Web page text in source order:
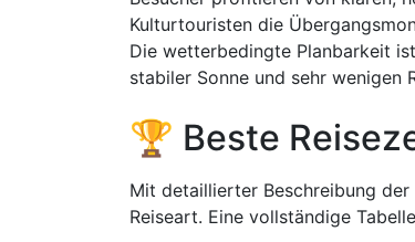
Kulturtouristen die
Die wetterbedingte Planbarkeit
stabiler Sonne und sehr wenigen
🏆 Beste
Mit detaillierter Beschreibung
Reiseart. Eine vollständige